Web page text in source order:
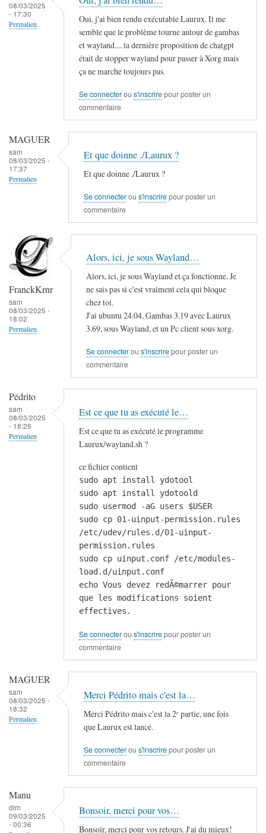
08/03/2025
- 17:30
Permalien
Oui, j'ai bien rendu exécutable Laurux. Il me
semble que le problème tourne autour de gambas
et wayland.... la dernière proposition de chatgpt
était de stopper wayland pour passer à Xorg mais
ça ne marche toujours pas.
Se connecterou s'inscrirepour poster un
commentaire
MAGUER
sam
08/03/2025 -
17:37
Permalien
Et que doinne ./Laurux ?
Et que doinne ./Laurux ?
Se connecterou s'inscrirepour poster un
commentaire
FranckKrnr
sam
08/03/2025 -
18:02
Permalien
Alors, ici, je sous Wayland…
Alors, ici, je sous Wayland et ça fonctionne. Je
ne sais pas si c'est vraiment cela qui bloque
chez toi.
J'ai ubuntu 24.04, Gambas 3.19 avec Laurux
3.69, sous Wayland, et un Pc client sous xorg.
Se connecterou s'inscrirepour poster un
commentaire
Pédrito
sam
08/03/2025
- 18:25
Permalien
Est ce que tu as exécuté le…
Est ce que tu as exécuté le programme
Laurux/wayland.sh ?
ce fichier contient
sudo apt install ydotool
sudo apt install ydotoold
sudo usermod -aG users $USER
sudo cp 01-uinput-permission.rules
/etc/udev/rules.d/01-uinput-
permission.rules
sudo cp uinput.conf /etc/modules-
load.d/uinput.conf
echo Vous devez redÃ©marrer pour
que les modifications soient
effectives.
Se connecterou s'inscrirepour poster un
commentaire
MAGUER
sam
08/03/2025 -
18:32
Permalien
Merci Pédrito mais c'est la…
Merci Pédrito mais c'est la 2ᵉ partie, une fois
que Laurux est lancé.
Se connecterou s'inscrirepour poster un
commentaire
Manu
dim
09/03/2025
- 00:36
Bonsoir, merci pour vos…
Bonsoir, merci pour vos retours. J'ai du mieux!